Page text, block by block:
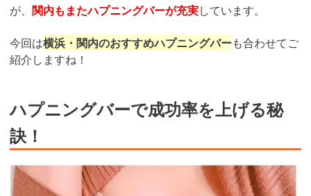
が、 関内もまたハプニングバーが充実しています。
今回は横浜・関内のおすすめハプニングバーも合わせてご
紹介しますね！
ハプニングバーで成功率を上げる秘
訣！